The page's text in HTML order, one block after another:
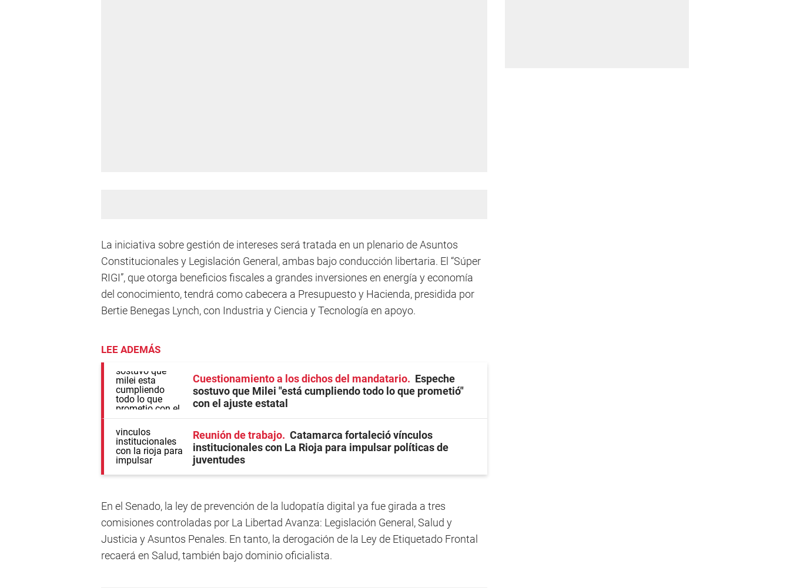
La iniciativa sobre gestión de intereses será tratada en un plenario de Asuntos
Constitucionales y Legislación General, ambas bajo conducción libertaria. El “Súper
RIGI”, que otorga beneficios fiscales a grandes inversiones en energía y economía
del conocimiento, tendrá como cabecera a Presupuesto y Hacienda, presidida por
Bertie Benegas Lynch, con Industria y Ciencia y Tecnología en apoyo.
LEE ADEMÁS
Cuestionamiento a los dichos del mandatario
Espeche
sostuvo que Milei "está cumpliendo todo lo que prometió"
con el ajuste estatal
Reunión de trabajo
Catamarca fortaleció vínculos
institucionales con La Rioja para impulsar políticas de
juventudes
En el Senado, la ley de prevención de la ludopatía digital ya fue girada a tres
comisiones controladas por La Libertad Avanza: Legislación General, Salud y
Justicia y Asuntos Penales. En tanto, la derogación de la Ley de Etiquetado Frontal
recaerá en Salud, también bajo dominio oficialista.